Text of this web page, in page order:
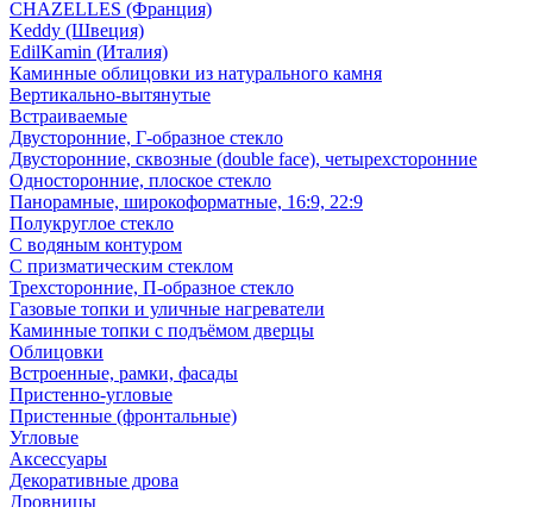
CHAZELLES (Франция)
Keddy (Швеция)
EdilKamin (Италия)
Каминные облицовки из натурального камня
Вертикально-вытянутые
Встраиваемые
Двусторонние, Г-образное стекло
Двусторонние, сквозные (double face), четырехсторонние
Односторонние, плоское стекло
Панорамные, широкоформатные, 16:9, 22:9
Полукруглое стекло
С водяным контуром
С призматическим стеклом
Трехсторонние, П-образное стекло
Газовые топки и уличные нагреватели
Каминные топки с подъёмом дверцы
Облицовки
Встроенные, рамки, фасады
Пристенно-угловые
Пристенные (фронтальные)
Угловые
Аксессуары
Декоративные дрова
Дровницы